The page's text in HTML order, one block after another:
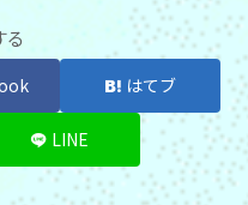
る
はてブ
LINE